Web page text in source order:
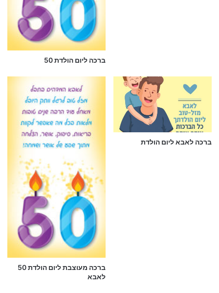
ברכה ליום הולדת 50
ברכה מעוצבת ליום הולדת 50
לאבא
ברכה לאבא ליום הולדת